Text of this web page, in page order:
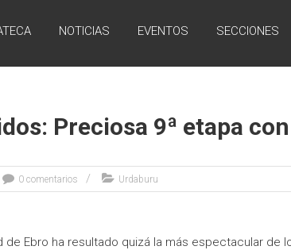
NOTICIAS EVENTOS SECCIONES
Preciosa 9ª etapa
0 comentarios Urdaburu
de Ebro ha resultado quizá la más espectacular de